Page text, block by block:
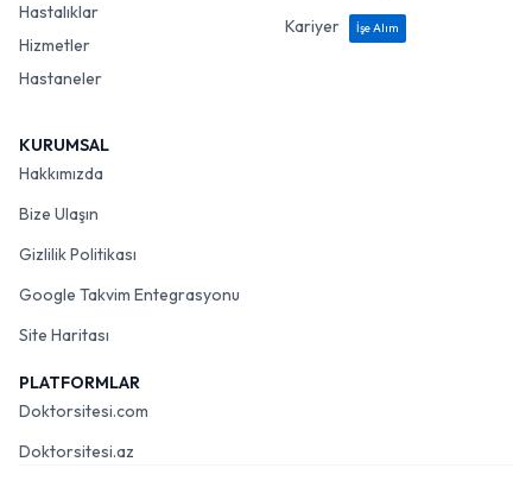
Hastalıklar
Hizmetler
Hastaneler
Kariyer
İşe Alım
KURUMSAL
Hakkımızda
Bize Ulaşın
Gizlilik Politikası
Google Takvim Entegrasyonu
Site Haritası
PLATFORMLAR
Doktorsitesi.com
Doktorsitesi.az